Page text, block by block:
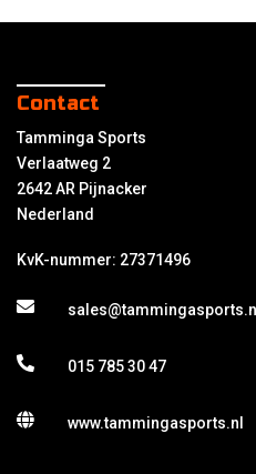
Contact
Tamminga Sports
Verlaatweg 2
2642 AR Pijnacker
Nederland
KvK-nummer: 27371496
sales@tammingasports.nl
015 785 30 47
www.tammingasports.nl